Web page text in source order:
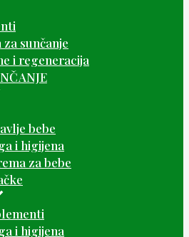
sunčanje
i regeneracija
bebe
i higijena
za bebe
i higijena